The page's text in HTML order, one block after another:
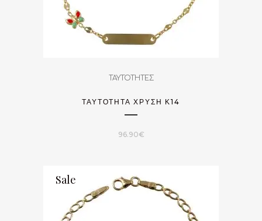
ΤΑΥΤΟΤΗΤΕΣ
ΤΑΥΤΌΤΗΤΑ ΧΡΥΣΉ Κ14
96.90€
Sale